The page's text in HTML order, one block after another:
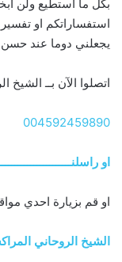
بكل ما استطيع ولن
استفساراتكم او
يجعلني دوما عند
اتصلوا الآن بــ الشيخ
004592459890
او
او قم بزيارة احدي
الشيخ الروحاني